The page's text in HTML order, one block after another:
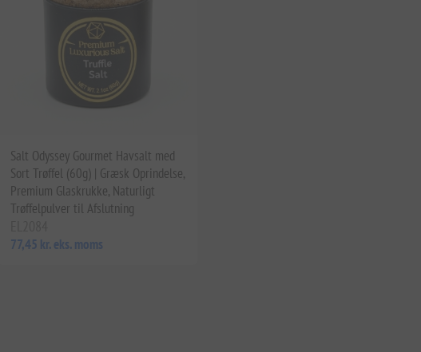
Salt Odyssey Gourmet Havsalt med
Sort Trøffel (60g) | Græsk Oprindelse,
Premium Glaskrukke, Naturligt
Trøffelpulver til Afslutning
77,45 kr. eks. moms